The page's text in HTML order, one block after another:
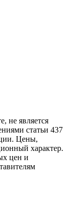
не является
статьи 437
Цены,
характер.
цен и